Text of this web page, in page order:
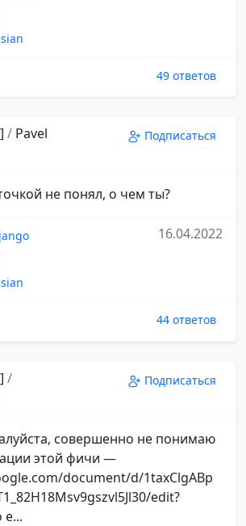
49 ответов
/ Pavel
Подписаться
не понял, о чем ты?
16.04.2022
44 ответов
/
Подписаться
совершенно не понимаю
этой фичи —
document/d/1taxClgABp
edit?
е...